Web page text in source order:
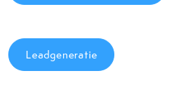
Leadgeneratie